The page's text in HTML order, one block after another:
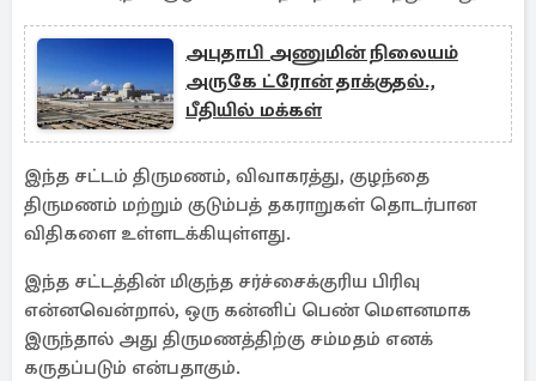
அபுதாபி அணுமின் நிலையம்
அருகே ட்ரோன் தாக்குதல்.,
பீதியில் மக்கள்
இந்த சட்டம் திருமணம், விவாகரத்து, குழந்தை
திருமணம் மற்றும் குடும்பத் தகராறுகள் தொடர்பான
விதிகளை உள்ளடக்கியுள்ளது.
இந்த சட்டத்தின் மிகுந்த சர்ச்சைக்குரிய பிரிவு
என்னவென்றால், ஒரு கன்னிப் பெண் மௌனமாக
இருந்தால் அது திருமணத்திற்கு சம்மதம் எனக்
கருதப்படும் என்பதாகும்.